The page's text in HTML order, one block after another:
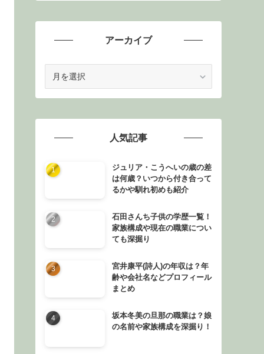
アーカイブ
ブ
人気記事
ジュリア・こうへいの歳の差
は何歳？いつから付き合って
るかや馴れ初めも紹介
石田さんち子供の学歴一覧！
家族構成や現在の職業につい
ても深掘り
宮井康平(詩人)の年収は？年
齢や会社名などプロフィール
まとめ
坂本冬美の旦那の職業は？娘
の名前や家族構成を深掘り！